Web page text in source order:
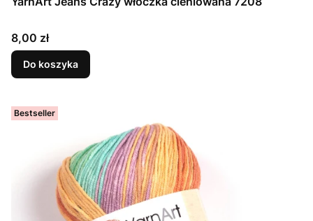
Cena
8,00 zł
Do koszyka
Bestseller